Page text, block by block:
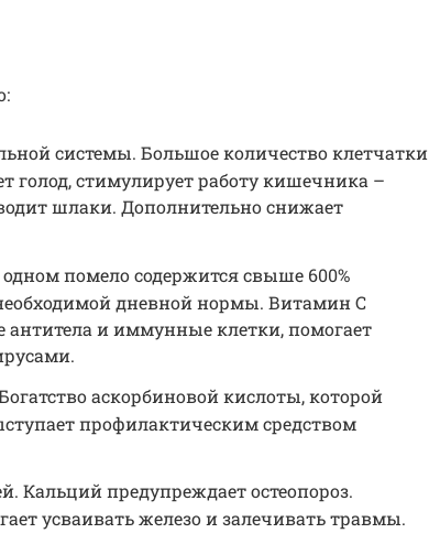
системы. Большое количество клетчатки
голод, стимулирует работу кишечника –
шлаки. Дополнительно снижает
помело содержится свыше 600%
дневной нормы. Витамин C
антитела и иммунные клетки, помогает
аскорбиновой кислоты, которой
профилактическим средством
Кальций предупреждает остеопороз.
усваивать железо и залечивать травмы.